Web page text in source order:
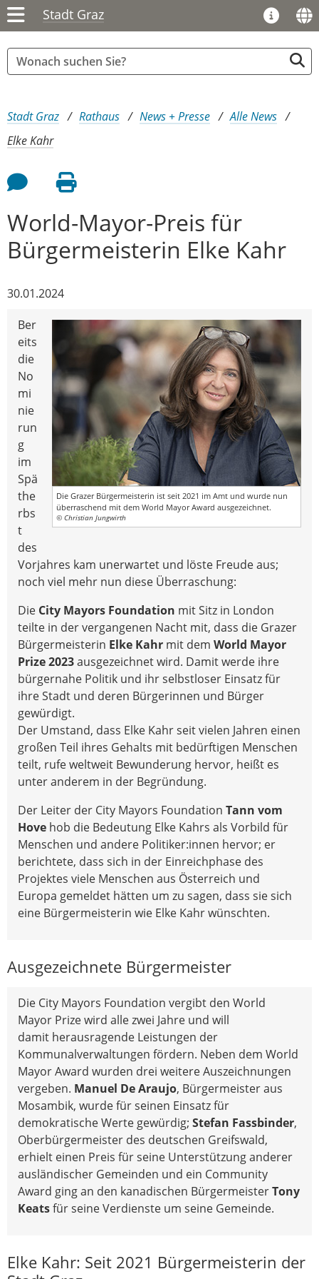
Stadt Graz
Sie sind hier:
Stadt Graz Rathaus News + Presse
Alle News
Elke Kahr
Feedback an Autor
Seite drucken
World-Mayor-Preis für
Bürgermeisterin Elke Kahr
30.01.2024
Die Grazer Bürgermeisterin ist seit 2021 im Amt und wurde nun
überraschend mit dem World Mayor Award ausgezeichnet.
© Christian Jungwirth
Ber
eits
die
No
mi
nie
run
g
im
Spä
the
rbs
t
des
Vorjahres kam unerwartet und löste Freude aus;
noch viel mehr nun diese Überraschung:
Die City Mayors Foundation mit Sitz in London
teilte in der vergangenen Nacht mit, dass die Grazer
Bürgermeisterin Elke Kahr mit dem World Mayor
Prize 2023ausgezeichnet wird. Damit werde ihre
bürgernahe Politik und ihr selbstloser Einsatz für
ihre Stadt und deren Bürgerinnen und Bürger
gewürdigt.
Der Umstand, dass Elke Kahr seit vielen Jahren einen
großen Teil ihres Gehalts mit bedürftigen Menschen
teilt, rufe weltweit Bewunderung hervor, heißt es
unter anderem in der Begründung.
Der Leiter der City Mayors Foundation Tann vom
Hove hob die Bedeutung Elke Kahrs als Vorbild für
Menschen und andere Politiker:innen hervor; er
berichtete, dass sich in der Einreichphase des
Projektes viele Menschen aus Österreich und
Europa gemeldet hätten um zu sagen, dass sie sich
eine Bürgermeisterin wie Elke Kahr wünschten.
Ausgezeichnete Bürgermeister
Die City Mayors Foundation vergibt den World
Mayor Prize wird alle zwei Jahre und will
damit herausragende Leistungen der
Kommunalverwaltungen fördern. Neben dem World
Mayor Award wurden drei weitere Auszeichnungen
vergeben. Manuel De Araujo, Bürgermeister aus
Mosambik, wurde für seinen Einsatz für
demokratische Werte gewürdig; Stefan Fassbinder,
Oberbürgermeister des deutschen Greifswald,
erhielt einen Preis für seine Unterstützung anderer
ausländischer Gemeinden und ein Community
Award ging an den kanadischen BürgermeisterTony
Keatsfür seine Verdienste um seine Gemeinde.
Elke Kahr: Seit 2021 Bürgermeisterin der